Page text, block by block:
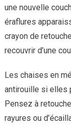
une nouvelle
éraflures
crayon de
recouvrir d’une
Les chaises en
antirouille si elles
Pensez à
rayures ou